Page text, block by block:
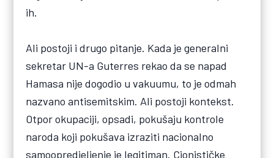
ih.
Ali postoji i drugo pitanje. Kada je generalni
sekretar UN-a Guterres rekao da se napad
Hamasa nije dogodio u vakuumu, to je odmah
nazvano antisemitskim. Ali postoji kontekst.
Otpor okupaciji, opsadi, pokušaju kontrole
naroda koji pokušava izraziti nacionalno
samoopredjeljenje je legitiman. Cionističke